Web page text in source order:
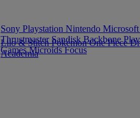
Sony Playstation Nintendo
Thrustmaster SandiskBackbone
GamesMicroidsFocus
Lilo & StitchPokémonOne Piece
Academia